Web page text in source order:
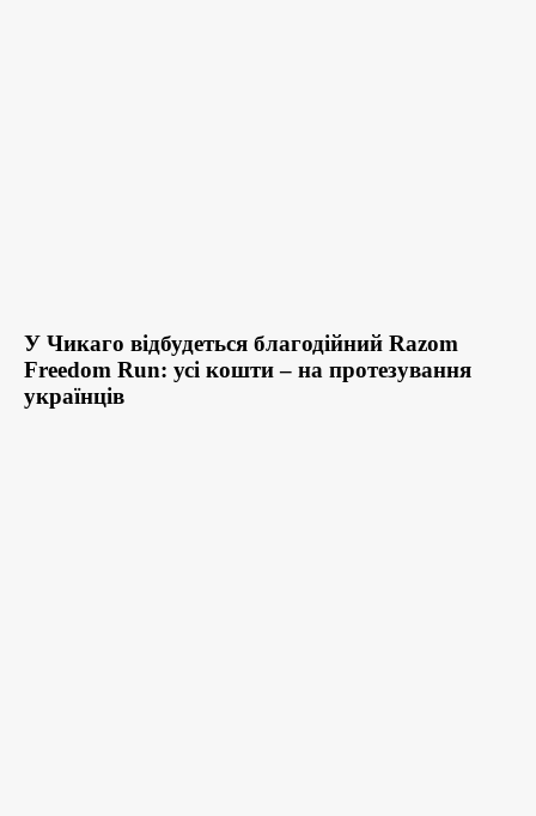
У Чикаго відбудеться благодійний Razom
Freedom Run: усі кошти – на протезування
українців